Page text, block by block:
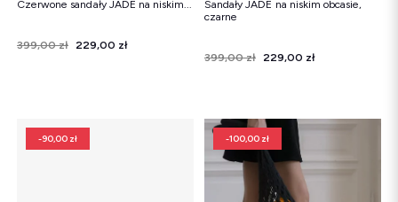
Czerwone sandały JADE na niskim...
Cena
Cena regularna
399,00 zł 229,00 zł
Sandały JADE na niskim obcasie,
czarne
Cena
Cena regularna
399,00 zł 229,00 zł
-90,00 zł -100,00 zł